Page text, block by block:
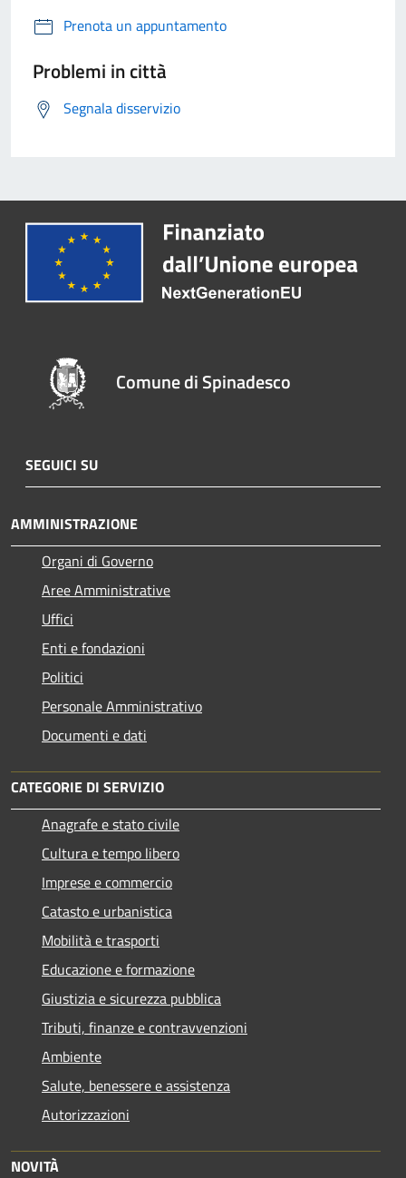
Prenota un appuntamento
Problemi in città
Segnala disservizio
Comune di Spinadesco
SEGUICI SU
AMMINISTRAZIONE
Organi di Governo
Aree Amministrative
Uffici
Enti e fondazioni
Politici
Personale Amministrativo
Documenti e dati
CATEGORIE DI SERVIZIO
Anagrafe e stato civile
Cultura e tempo libero
Imprese e commercio
Catasto e urbanistica
Mobilità e trasporti
Educazione e formazione
Giustizia e sicurezza pubblica
Tributi, finanze e contravvenzioni
Ambiente
Salute, benessere e assistenza
Autorizzazioni
NOVITÀ